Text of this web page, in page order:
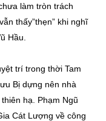
làm tròn trách
thấy”thẹn” khi nghĩ
Hầu.
trí trong thời Tam
Bị dựng nên nhà
hạ. Phạm Ngũ
Cát Lượng về công